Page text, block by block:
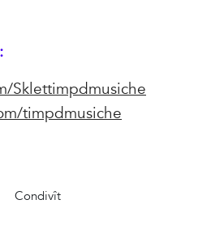
Sklettimpdmusiche
timpdmusiche
Condivît